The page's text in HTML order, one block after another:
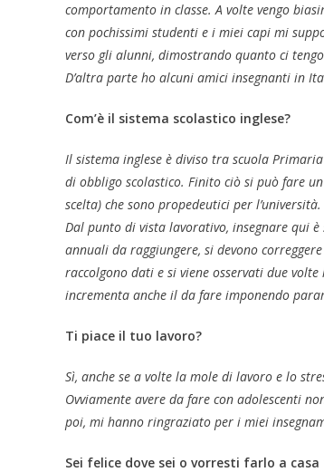
comportamento in classe. A volte vengo
con pochissimi studenti e i miei capi mi
verso gli alunni, dimostrando quanto ci
D’altra parte ho alcuni amici insegnanti in
Com’è il sistema scolastico inglese?
Il sistema inglese è diviso tra scuola
di obbligo scolastico. Finito ciò si può fare
scelta) che sono propedeutici per l’università.
Dal punto di vista lavorativo, insegnare qui
annuali da raggiungere, si devono
raccolgono dati e si viene osservati due volte
incrementa anche il da fare imponendo
Ti piace il tuo lavoro?
Sì, anche se a volte la mole di lavoro e lo
Ovviamente avere da fare con adolescenti
poi, mi hanno ringraziato per i miei
Sei felice dove sei o vorresti farlo a casa